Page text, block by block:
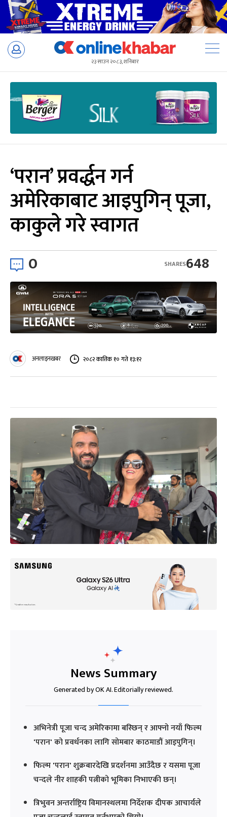
Skip
२३ साउन २०८३, शनिबार
‘परान’ प्रवर्द्धन गर्न
अमेरिकाबाट आइपुगिन् पूजा,
काकुले गरे स्वागत
0 648
SHARES
अनलाइनखबर २०८२ कात्तिक १० गते १३:१२
News Summary
Generated by OK AI. Editorially reviewed.
अभिनेत्री पूजा चन्द अमेरिकामा बस्छिन् र आफ्नो नयाँ फिल्म
'परान' को प्रवर्धनका लागि सोमबार काठमाडौं आइपुगिन्।
फिल्म 'परान' शुक्रबारदेखि प्रदर्शनमा आउँदैछ र यसमा पूजा
चन्दले नीर शाहकी पत्नीको भूमिका निभाएकी छन्।
त्रिभुवन अन्तर्राष्ट्रिय विमानस्थलमा निर्देशक दीपक आचार्यले